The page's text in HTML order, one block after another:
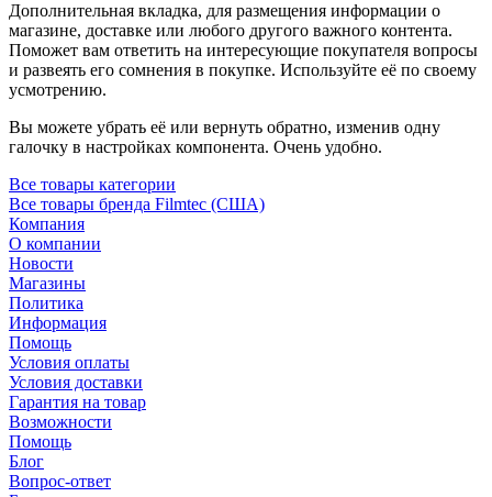
Дополнительная вкладка, для размещения информации о
магазине, доставке или любого другого важного контента.
Поможет вам ответить на интересующие покупателя вопросы
и развеять его сомнения в покупке. Используйте её по своему
усмотрению.
Вы можете убрать её или вернуть обратно, изменив одну
галочку в настройках компонента. Очень удобно.
Все товары категории
Все товары бренда Filmtec (США)
Компания
О компании
Новости
Магазины
Политика
Информация
Помощь
Условия оплаты
Условия доставки
Гарантия на товар
Возможности
Помощь
Блог
Вопрос-ответ